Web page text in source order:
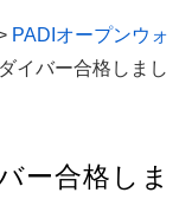
PADIオープンウォ
イバー合格しまし
ー合格しま